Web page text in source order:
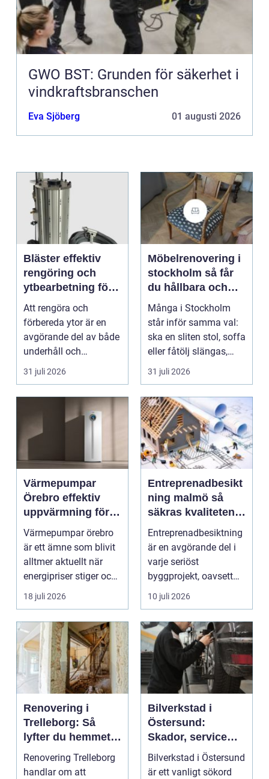
GWO BST: Grunden för säkerhet i
vindkraftsbranschen
Eva Sjöberg 01 augusti 2026
Bläster effektiv
rengöring och
ytbearbetning för
proffs och
hantverkare
Att rengöra och
förbereda ytor är en
avgörande del av både
underhåll och
renovering. Färg, rost,
smu...
31 juli 2026
Möbelrenovering i
stockholm så får
du hållbara och
vackra möbler
Många i Stockholm
står inför samma val:
ska en sliten stol, soffa
eller fåtölj slängas,
säljas billi...
31 juli 2026
Värmepumpar
Örebro effektiv
uppvärmning för
hus och
fastigheter
Värmepumpar örebro
är ett ämne som blivit
alltmer aktuellt när
energipriser stiger och
fler vill sän...
18 juli 2026
Entreprenadbesikt
ning malmö så
säkras kvaliteten i
byggprojekt
Entreprenadbesiktning
är en avgörande del i
varje seriöst
byggprojekt, oavsett
om det handlar om en
10 juli 2026
Renovering i
Trelleborg: Så
lyfter du hemmet
på ett smart sätt
Renovering Trelleborg
handlar om att
Bilverkstad i
Östersund:
Skador, service
och smarta val för
din bil
Bilverkstad i Östersund
är ett vanligt sökord